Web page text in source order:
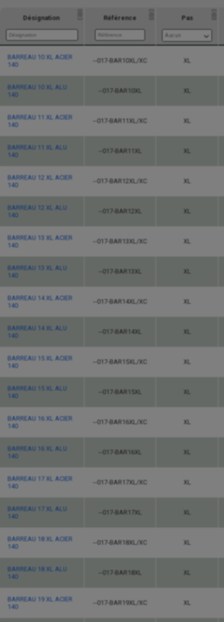
Désignation Référence Pas
Aucun
Désignation Référence
BARREAU 10 XL ACIER
140
--017-BAR10XL/XC XL
BARREAU 10 XL ALU
140
--017-BAR10XL XL
BARREAU 11 XL ACIER
140
--017-BAR11XL/XC XL
BARREAU 11 XL ALU
140
--017-BAR11XL XL
BARREAU 12 XL ACIER
140
--017-BAR12XL/XC XL
BARREAU 12 XL ALU
140
--017-BAR12XL XL
BARREAU 13 XL ACIER
140
--017-BAR13XL/XC XL
BARREAU 13 XL ALU
140
--017-BAR13XL XL
BARREAU 14 XL ACIER
140
--017-BAR14XL/XC XL
BARREAU 14 XL ALU
140
--017-BAR14XL XL
BARREAU 15 XL ACIER
140
--017-BAR15XL/XC XL
BARREAU 15 XL ALU
140
--017-BAR15XL XL
BARREAU 16 XL ACIER
140
--017-BAR16XL/XC XL
BARREAU 16 XL ALU
140
--017-BAR16XL XL
BARREAU 17 XL ACIER
140
--017-BAR17XL/XC XL
BARREAU 17 XL ALU
140
--017-BAR17XL XL
BARREAU 18 XL ACIER
140
--017-BAR18XL/XC XL
BARREAU 18 XL ALU
140
--017-BAR18XL XL
BARREAU 19 XL ACIER
140
--017-BAR19XL/XC XL